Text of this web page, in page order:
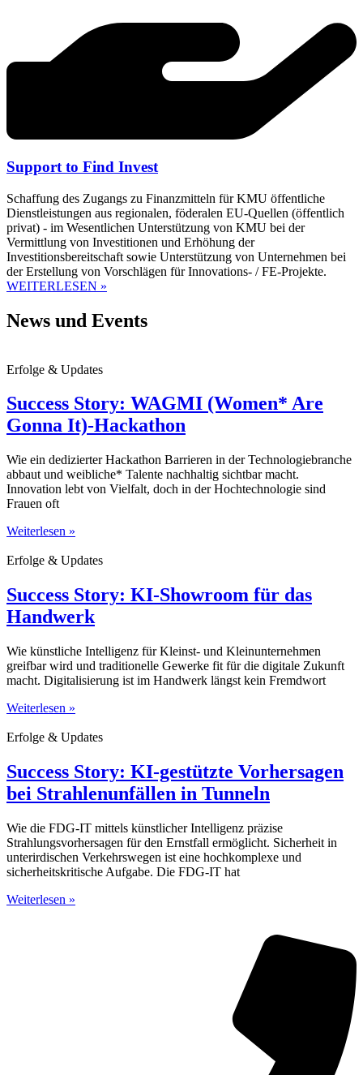
Support to Find Invest
Schaffung des Zugangs zu Finanzmitteln für KMU öffentliche
Dienstleistungen aus regionalen, föderalen EU-Quellen (öffentlich
privat) - im Wesentlichen Unterstützung von KMU bei der
Vermittlung von Investitionen und Erhöhung der
Investitionsbereitschaft sowie Unterstützung von Unternehmen bei
der Erstellung von Vorschlägen für Innovations- / FE-Projekte.
WEITERLESEN »
News und Events
Erfolge & Updates
Success Story: WAGMI (Women* Are
Gonna It)-Hackathon
Wie ein dedizierter Hackathon Barrieren in der Technologiebranche
abbaut und weibliche* Talente nachhaltig sichtbar macht.
Innovation lebt von Vielfalt, doch in der Hochtechnologie sind
Frauen oft
Weiterlesen »
Erfolge & Updates
Success Story: KI-Showroom für das
Handwerk
Wie künstliche Intelligenz für Kleinst- und Kleinunternehmen
greifbar wird und traditionelle Gewerke fit für die digitale Zukunft
macht. Digitalisierung ist im Handwerk längst kein Fremdwort
Weiterlesen »
Erfolge & Updates
Success Story: KI-gestützte Vorhersagen
bei Strahlenunfällen in Tunneln
Wie die FDG-IT mittels künstlicher Intelligenz präzise
Strahlungsvorhersagen für den Ernstfall ermöglicht. Sicherheit in
unterirdischen Verkehrswegen ist eine hochkomplexe und
sicherheitskritische Aufgabe. Die FDG-IT hat
Weiterlesen »